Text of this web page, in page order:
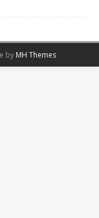
by MH Themes